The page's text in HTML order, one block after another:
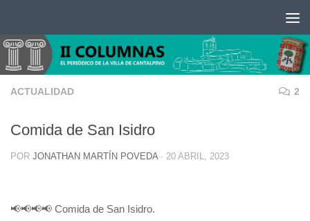
ACTUALIDAD 2
Comida de San Isidro
POR JONATHAN MARTÍN POVEDA · 20 ABRIL, 2023
📢📢📢📢 Comida de San Isidro.